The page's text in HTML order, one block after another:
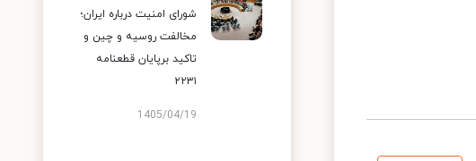
شورای امنیت درباره ایران؛
مخالفت روسیه و چین و
تاکید برپایان قطعنامه
۲۲۳۱
1405/04/19